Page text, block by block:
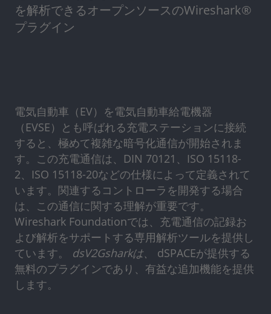
を解析できるオープンソースのWireshark®
プラグイン
電気自動車（EV）を電気自動車給電機器
（EVSE）とも呼ばれる充電ステーションに接続
すると、極めて複雑な暗号化通信が開始されま
す。この充電通信は、DIN 70121、ISO 15118-
2、ISO 15118-20などの仕様によって定義されて
います。関連するコントローラを開発する場合
は、この通信に関する理解が重要です。
Wireshark Foundationでは、充電通信の記録お
よび解析をサポートする専用解析ツールを提供し
ています。 dsV2Gsharkは、
dSPACEが提供する
無料のプラグインであり、有益な追加機能を提供
します。